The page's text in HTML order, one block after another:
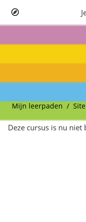
Kalender
Mijn leerpaden
Deze cursus is nu